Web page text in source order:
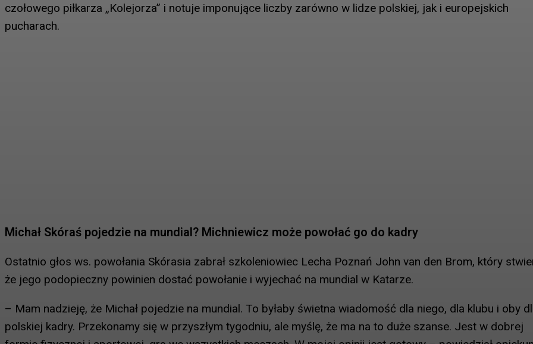
czołowego piłkarza „Kolejorza” i notuje imponujące liczby zarówno w lidze polskiej, jak i europejskich
pucharach.
Michał Skóraś pojedzie na mundial? Michniewicz może powołać go do kadry
Ostatnio głos ws. powołania Skórasia zabrał szkoleniowiec Lecha Poznań John van den Brom, który
że jego podopieczny powinien dostać powołanie i wyjechać na mundial w Katarze.
– Mam nadzieję, że Michał pojedzie na mundial. To byłaby świetna wiadomość dla niego, dla klubu i oby
polskiej kadry. Przekonamy się w przyszłym tygodniu, ale myślę, że ma na to duże szanse. Jest w dobrej